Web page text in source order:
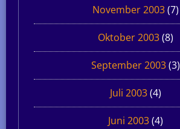
November 2003(7)
Oktober 2003(8)
September 2003(3)
Juli 2003(4)
Juni 2003(4)